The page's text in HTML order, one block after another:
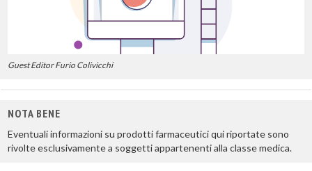
Guest Editor Furio Colivicchi
NOTA BENE
Eventuali informazioni su prodotti farmaceutici qui riportate sono
rivolte esclusivamente a soggetti appartenenti alla classe medica.